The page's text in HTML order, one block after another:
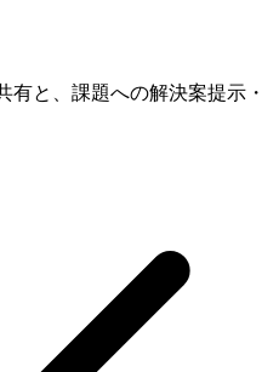
有と、課題への解決案提示・